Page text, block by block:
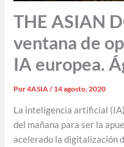
THE ASIAN
ventana de
IA europea.
Por4ASIA/ 14 agosto, 2020
La inteligencia artificial
del mañana para ser la
acelerado la digitalización